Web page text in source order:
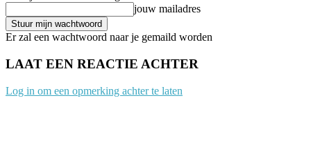
jouw mailadres
Er zal een wachtwoord naar je gemaild worden
LAAT EEN REACTIE ACHTER
Log in om een opmerking achter te laten